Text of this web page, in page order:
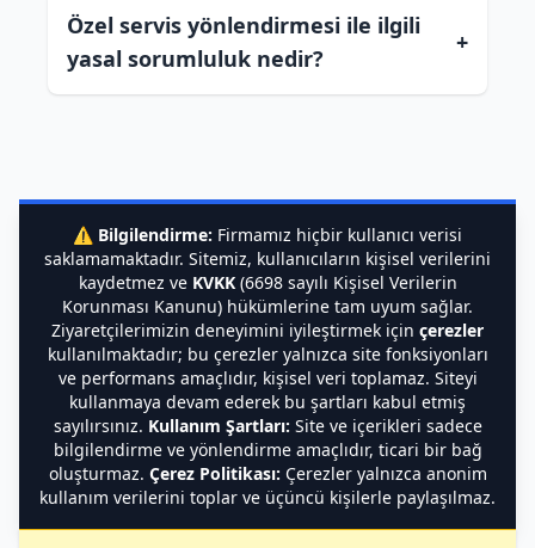
Özel servis yönlendirmesi ile ilgili
yasal sorumluluk nedir?
+
⚠️ Bilgilendirme: Firmamız hiçbir kullanıcı verisi
saklamamaktadır. Sitemiz, kullanıcıların kişisel verilerini
kaydetmez ve KVKK(6698 sayılı Kişisel Verilerin
Korunması Kanunu) hükümlerine tam uyum sağlar.
Ziyaretçilerimizin deneyimini iyileştirmek için çerezler
kullanılmaktadır; bu çerezler yalnızca site fonksiyonları
ve performans amaçlıdır, kişisel veri toplamaz. Siteyi
kullanmaya devam ederek bu şartları kabul etmiş
sayılırsınız. Kullanım Şartları: Site ve içerikleri sadece
bilgilendirme ve yönlendirme amaçlıdır, ticari bir bağ
oluşturmaz. Çerez Politikası: Çerezler yalnızca anonim
kullanım verilerini toplar ve üçüncü kişilerle paylaşılmaz.